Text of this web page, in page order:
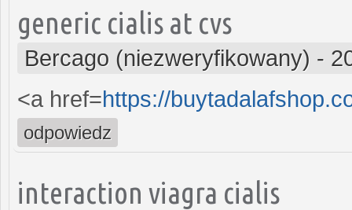
generic cialis at cvs
Bercago (niezweryfikowany) -
<a href=https://
odpowiedz
interaction viagra cialis